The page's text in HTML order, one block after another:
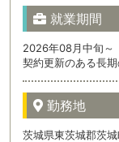
就業期間
2026年08月中旬～
契約更新のある長
勤務地
茨城県東茨城郡茨